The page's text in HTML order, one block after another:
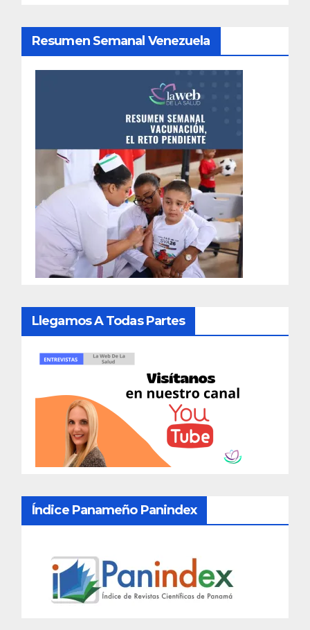
Resumen Semanal Venezuela
Llegamos A Todas Partes
Índice Panameño Panindex